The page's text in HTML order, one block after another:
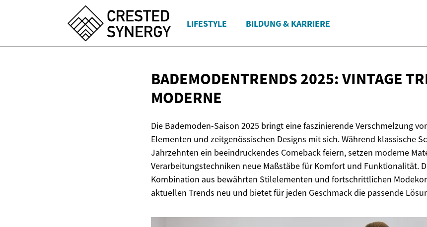
LIFESTYLE BILDUNG & KARRIERE
BADEMODENTRENDS 2025: VINTAGE
MODERNE
Die Bademoden-Saison 2025 bringt eine faszinierende Verschmelzung
Elementen und zeitgenössischen Designs mit sich. Während klassische
Jahrzehnten ein beeindruckendes Comeback feiern, setzen moderne
Verarbeitungstechniken neue Maßstäbe für Komfort und Funktionalität.
Kombination aus bewährten Stilelementen und fortschrittlichen
aktuellen Trends neu und bietet für jeden Geschmack die passende